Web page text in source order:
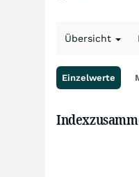
Übersicht
Einzelwerte